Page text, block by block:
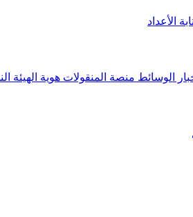
الأعداد
الوسائط منصة المنقولات هوية الهيئة